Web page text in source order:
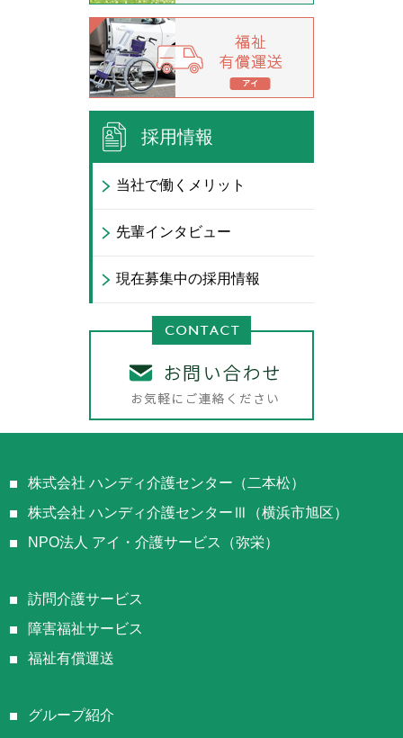
採用情報
当社で働くメリット
先輩インタビュー
現在募集中の採用情報
株式会社 ハンディ介護センター（二本松）
株式会社 ハンディ介護センターⅢ（横浜市旭区）
NPO法人 アイ・介護サービス（弥栄）
訪問介護サービス
障害福祉サービス
福祉有償運送
グループ紹介